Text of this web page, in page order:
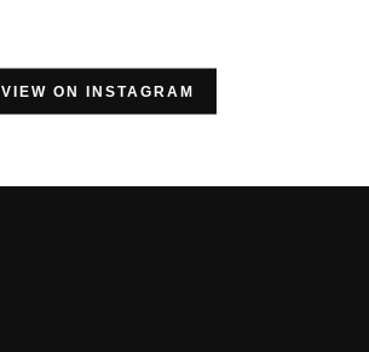
VIEW ON INSTAGRAM